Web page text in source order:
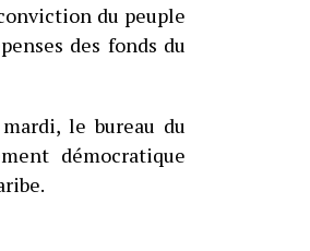
du peuple
des fonds du
le bureau du
démocratique